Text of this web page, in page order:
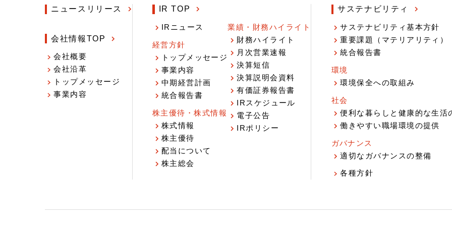
ニュースリリース
会社情報TOP
会社概要
会社沿革
トップメッセージ
事業内容
IR TOP
IRニュース
経営方針
トップメッセージ
事業内容
中期経営計画
統合報告書
株主優待・株式情報
株式情報
株主優待
配当について
株主総会
業績・財務ハイライト
財務ハイライト
月次営業速報
決算短信
決算説明会資料
有価証券報告書
IRスケジュール
電子公告
IRポリシー
サステナビリティ
サステナビリティ基本方針
重要課題（マテリアリティ）
統合報告書
環境
環境保全への取組み
社会
便利な暮らしと健康的な生活
働きやすい職場環境の提供
ガバナンス
適切なガバナンスの整備
各種方針